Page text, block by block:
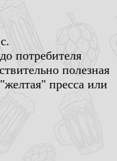
потребителя
полезная
пресса или